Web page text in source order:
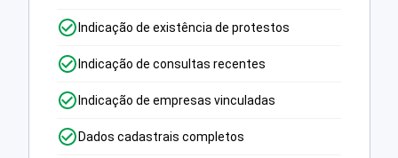
Indicação de existência de protestos
Indicação de consultas recentes
Indicação de empresas vinculadas
Dados cadastrais completos